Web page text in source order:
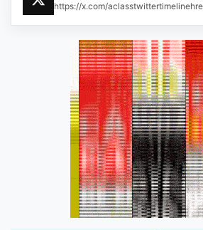
https://x.com/